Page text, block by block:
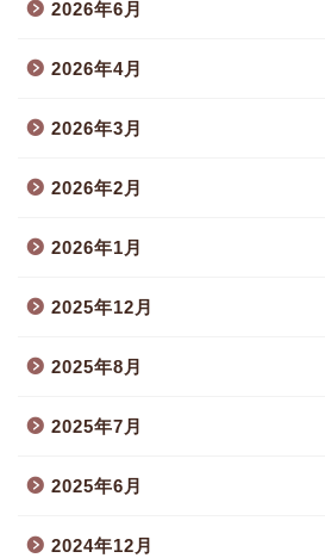
2026年6月
2026年4月
2026年3月
2026年2月
2026年1月
2025年12月
2025年8月
2025年7月
2025年6月
2024年12月